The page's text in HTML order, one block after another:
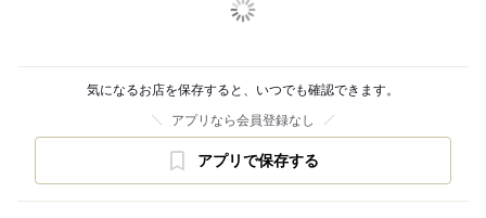
気になるお店を保存すると、いつでも確認できます。
アプリなら会員登録なし
アプリで保存する